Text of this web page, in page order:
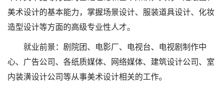
美术设计的基本能力，掌握场景设计、服装道具设计、化妆
造型设计等方面的高级专业性人才。
就业前景：剧院团、电影厂、电视台、电视剧制作中
心、广告公司、各纸质媒体、网络媒体、建筑设计公司、室
内装潢设计公司等从事美术设计相关的工作。